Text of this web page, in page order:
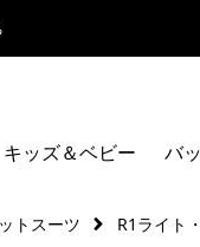
キッズ＆ベビー バ
トスーツ R1ライト